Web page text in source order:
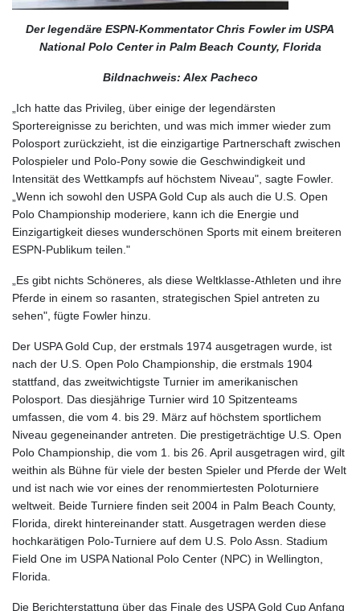
Der legendäre ESPN-Kommentator Chris Fowler im USPA
National Polo Center in Palm Beach County, Florida
Bildnachweis: Alex Pacheco
„Ich hatte das Privileg, über einige der legendärsten
Sportereignisse zu berichten, und was mich immer wieder zum
Polosport zurückzieht, ist die einzigartige Partnerschaft zwischen
Polospieler und Polo-Pony sowie die Geschwindigkeit und
Intensität des Wettkampfs auf höchstem Niveau", sagte Fowler.
„Wenn ich sowohl den USPA Gold Cup als auch die U.S. Open
Polo Championship moderiere, kann ich die Energie und
Einzigartigkeit dieses wunderschönen Sports mit einem breiteren
ESPN-Publikum teilen."
„Es gibt nichts Schöneres, als diese Weltklasse-Athleten und ihre
Pferde in einem so rasanten, strategischen Spiel antreten zu
sehen", fügte Fowler hinzu.
Der USPA Gold Cup, der erstmals 1974 ausgetragen wurde, ist
nach der U.S. Open Polo Championship, die erstmals 1904
stattfand, das zweitwichtigste Turnier im amerikanischen
Polosport. Das diesjährige Turnier wird 10 Spitzenteams
umfassen, die vom 4. bis 29. März auf höchstem sportlichem
Niveau gegeneinander antreten. Die prestigeträchtige U.S. Open
Polo Championship, die vom 1. bis 26. April ausgetragen wird, gilt
weithin als Bühne für viele der besten Spieler und Pferde der Welt
und ist nach wie vor eines der renommiertesten Poloturniere
weltweit. Beide Turniere finden seit 2004 in Palm Beach County,
Florida, direkt hintereinander statt. Ausgetragen werden diese
hochkarätigen Polo-Turniere auf dem U.S. Polo Assn. Stadium
Field One im USPA National Polo Center (NPC) in Wellington,
Florida.
Die Berichterstattung über das Finale des USPA Gold Cup Anfang